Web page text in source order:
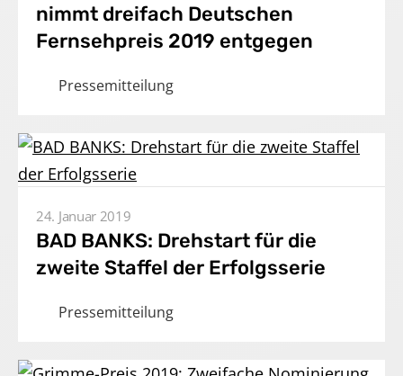
nimmt dreifach Deutschen
Fernsehpreis 2019 entgegen
Pressemitteilung
24. Januar 2019
BAD BANKS: Drehstart für die
zweite Staffel der Erfolgsserie
Pressemitteilung